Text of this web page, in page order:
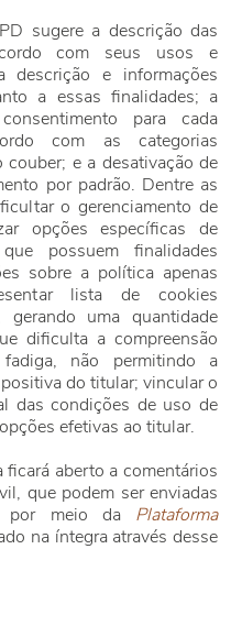
sugere a descrição das
com seus usos e
descrição e informações
a essas finalidades; a
para cada
com as categorias
e a desativação de
por padrão. Dentre as
o gerenciamento de
opções específicas de
possuem finalidades
sobre a política apenas
lista de cookies
gerando uma quantidade
dificulta a compreensão
não permitindo a
do titular; vincular o
das condições de uso de
efetivas ao titular.
aberto a comentários
que podem ser enviadas
por meio da Plataforma
na íntegra através desse